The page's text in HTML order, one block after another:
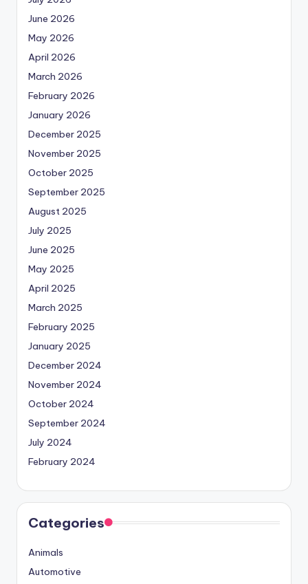
June 2026
May 2026
April 2026
March 2026
February 2026
January 2026
December 2025
November 2025
October 2025
September 2025
August 2025
July 2025
June 2025
May 2025
April 2025
March 2025
February 2025
January 2025
December 2024
November 2024
October 2024
September 2024
July 2024
February 2024
Categories
Animals
Automotive